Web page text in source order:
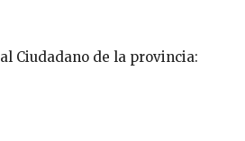
Ciudadano de la provincia: